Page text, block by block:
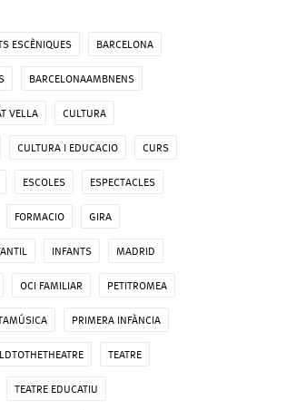
ESCÈNIQUES BARCELONA
BARCELONAAMBNENS
VELLA CULTURA
CULTURA I EDUCACIO CURS
ESCOLES ESPECTACLES
FORMACIO GIRA
INFANTS MADRID
OCI FAMILIAR PETITROMEA
PRIMERA INFÀNCIA
TEATRE
TEATRE EDUCATIU